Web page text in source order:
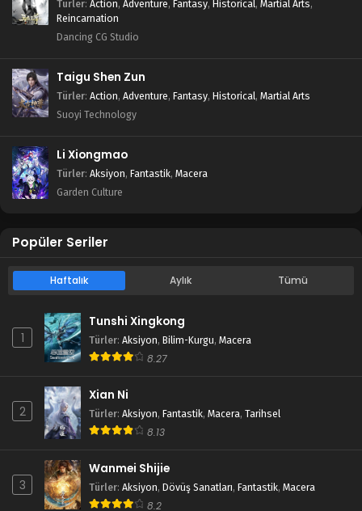
Türler: Action, Adventure, Fantasy, Historical, Martial Arts,
Reincarnation
Dancing CG Studio
Taigu Shen Zun
Türler: Action, Adventure, Fantasy, Historical, Martial Arts
Suoyi Technology
Li Xiongmao
Türler: Aksiyon, Fantastik, Macera
Garden Culture
Popüler Seriler
Haftalık Aylık Tümü
1
Tunshi Xingkong
Türler: Aksiyon, Bilim-Kurgu, Macera
8.27
2
Xian Ni
Türler: Aksiyon, Fantastik, Macera, Tarihsel
8.13
3
Wanmei Shijie
Türler: Aksiyon, Dövüş Sanatları, Fantastik, Macera
8.2